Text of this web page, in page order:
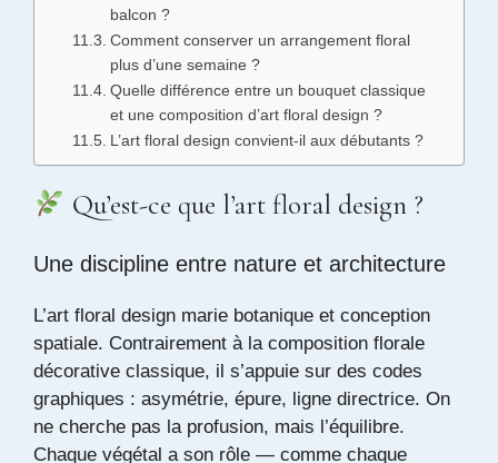
balcon ?
Comment conserver un arrangement floral
plus d’une semaine ?
Quelle différence entre un bouquet classique
et une composition d’art floral design ?
L’art floral design convient-il aux débutants ?
Qu’est-ce que l’art floral design ?
Une discipline entre nature et architecture
L’art floral design marie botanique et conception
spatiale. Contrairement à la composition florale
décorative classique, il s’appuie sur des codes
graphiques : asymétrie, épure, ligne directrice. On
ne cherche pas la profusion, mais l’équilibre.
Chaque végétal a son rôle — comme chaque